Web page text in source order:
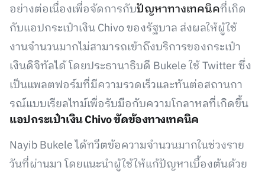
อย่างต่อเนื่องเพื่อจัดการกับปัญหาทางเทคนิคที่เกิด
กับแอปกระเป๋าเงิน Chivo ของรัฐบาล ส่งผลให้ผู้ใช้
งานจำนวนมากไม่สามารถเข้าถึงบริการของกระเป๋า
เงินดิจิทัลได้ โดยประธานาธิบดี Bukele ใช้ Twitter ซึ่ง
เป็นแพลตฟอร์มที่มีความรวดเร็วและทันต่อสถานกา
รณ์แบบเรียลไทม์เพื่อรับมือกับความโกลาหลที่เกิดขึ้น
แอปกระเป๋าเงิน Chivo ขัดข้องทางเทคนิค
Nayib Bukele ได้ทวีตข้อความจำนวนมากในช่วงราย
วันที่ผ่านมา โดยแนะนำผู้ใช้ให้แก้ปัญหาเบื้องต้นด้วย